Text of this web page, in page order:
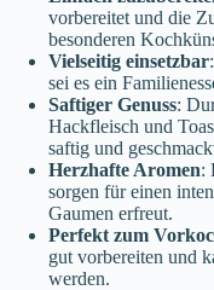
vorbereitet und die
besonderen
Vielseitig einsetzbar
sei es ein
Saftiger Genuss:
Hackfleisch und
saftig und
Herzhafte Aromen:
sorgen für einen
Gaumen erfreut.
Perfekt zum
gut vorbereiten und
werden.